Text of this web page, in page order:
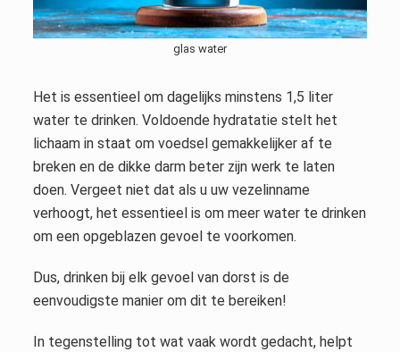
glas water
Het is essentieel om dagelijks minstens 1,5 liter
water te drinken. Voldoende hydratatie stelt het
lichaam in staat om voedsel gemakkelijker af te
breken en de dikke darm beter zijn werk te laten
doen. Vergeet niet dat als u uw vezelinname
verhoogt, het essentieel is om meer water te drinken
om een opgeblazen gevoel te voorkomen.
Dus, drinken bij elk gevoel van dorst is de
eenvoudigste manier om dit te bereiken!
In tegenstelling tot wat vaak wordt gedacht, helpt